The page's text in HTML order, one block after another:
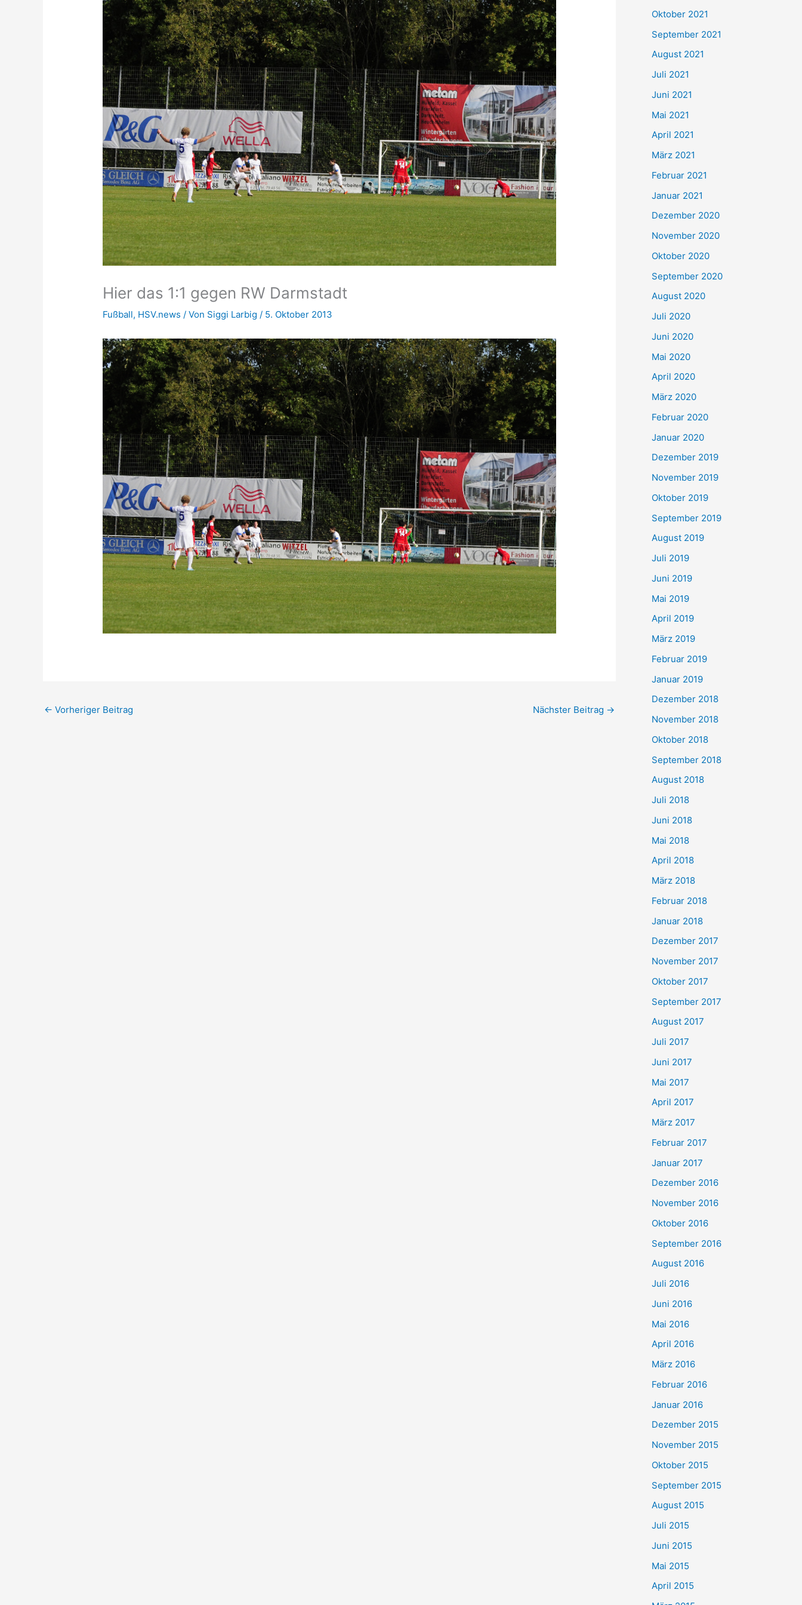
Hier das 1:1 gegen RW Darmstadt
Fußball, HSV.news / Von Siggi Larbig/ 5. Oktober 2013
← Vorheriger Beitrag Nächster Beitrag →
e
n
h
:
Oktober 2021
September 2021
August 2021
Juli 2021
Juni 2021
Mai 2021
April 2021
März 2021
Februar 2021
Januar 2021
Dezember 2020
November 2020
Oktober 2020
September 2020
August 2020
Juli 2020
Juni 2020
Mai 2020
April 2020
März 2020
Februar 2020
Januar 2020
Dezember 2019
November 2019
Oktober 2019
September 2019
August 2019
Juli 2019
Juni 2019
Mai 2019
April 2019
März 2019
Februar 2019
Januar 2019
Dezember 2018
November 2018
Oktober 2018
September 2018
August 2018
Juli 2018
Juni 2018
Mai 2018
April 2018
März 2018
Februar 2018
Januar 2018
Dezember 2017
November 2017
Oktober 2017
September 2017
August 2017
Juli 2017
Juni 2017
Mai 2017
April 2017
März 2017
Februar 2017
Januar 2017
Dezember 2016
November 2016
Oktober 2016
September 2016
August 2016
Juli 2016
Juni 2016
Mai 2016
April 2016
März 2016
Februar 2016
Januar 2016
Dezember 2015
November 2015
Oktober 2015
September 2015
August 2015
Juli 2015
Juni 2015
Mai 2015
April 2015